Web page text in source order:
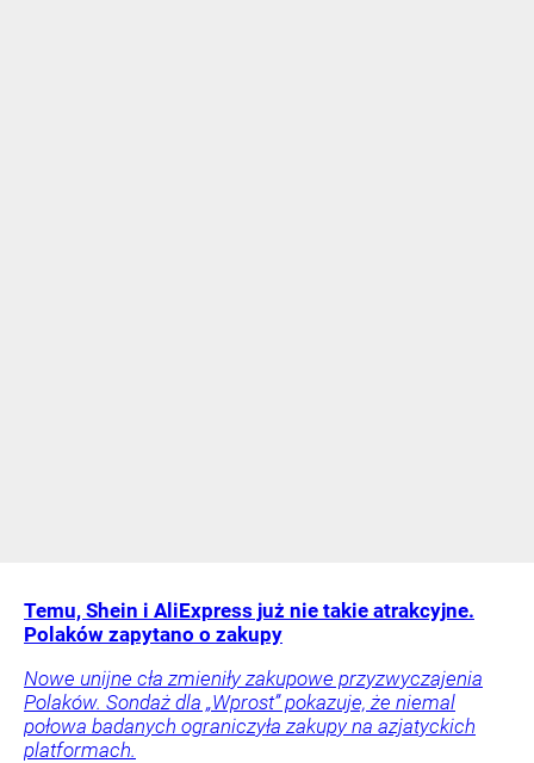
Temu, Shein i AliExpress już nie takie atrakcyjne.
Polaków zapytano o zakupy
Nowe unijne cła zmieniły zakupowe przyzwyczajenia
Polaków. Sondaż dla „Wprost” pokazuje, że niemal
połowa badanych ograniczyła zakupy na azjatyckich
platformach.